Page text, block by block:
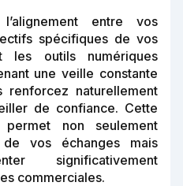
entre vos
spécifiques de vos
les outils numériques
une veille constante
naturellement
de confiance. Cette
permet non seulement
vos échanges mais
significativement
commerciales.